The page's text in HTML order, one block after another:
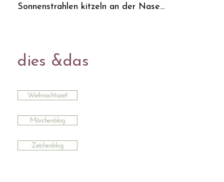
Sonnenstrahlen kitzeln an der Nase...
dies &das